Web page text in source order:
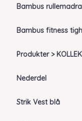
Bambus
Bambus fitness
Produkter >
Nederdel
Strik Vest blå